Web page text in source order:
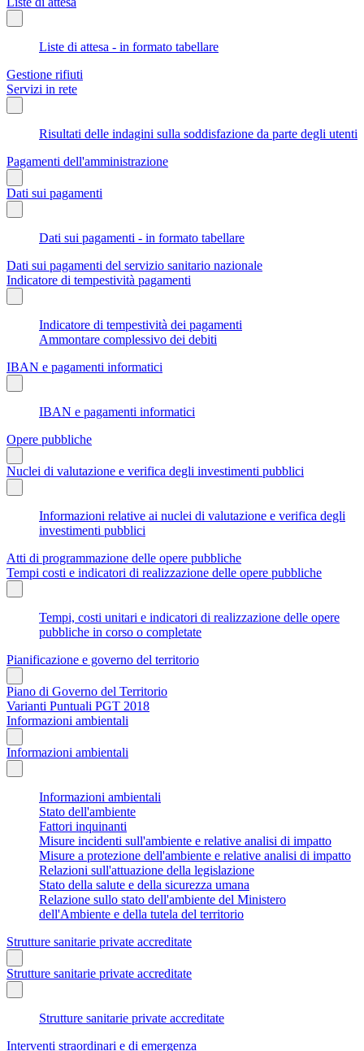
Liste di attesa - in formato tabellare
Gestione rifiuti
Servizi in rete
Risultati delle indagini sulla soddisfazione da parte degli utenti
Pagamenti dell'amministrazione
Dati sui pagamenti
Dati sui pagamenti - in formato tabellare
Dati sui pagamenti del servizio sanitario nazionale
Indicatore di tempestività pagamenti
Indicatore di tempestività dei pagamenti
Ammontare complessivo dei debiti
IBAN e pagamenti informatici
IBAN e pagamenti informatici
Opere pubbliche
Nuclei di valutazione e verifica degli investimenti pubblici
Informazioni relative ai nuclei di valutazione e verifica degli
investimenti pubblici
Atti di programmazione delle opere pubbliche
Tempi costi e indicatori di realizzazione delle opere pubbliche
Tempi, costi unitari e indicatori di realizzazione delle opere
pubbliche in corso o completate
Pianificazione e governo del territorio
Piano di Governo del Territorio
Varianti Puntuali PGT 2018
Informazioni ambientali
Informazioni ambientali
Informazioni ambientali
Stato dell'ambiente
Fattori inquinanti
Misure incidenti sull'ambiente e relative analisi di impatto
Misure a protezione dell'ambiente e relative analisi di impatto
Relazioni sull'attuazione della legislazione
Stato della salute e della sicurezza umana
Relazione sullo stato dell'ambiente del Ministero
dell'Ambiente e della tutela del territorio
Strutture sanitarie private accreditate
Strutture sanitarie private accreditate
Strutture sanitarie private accreditate
Interventi straordinari e di emergenza